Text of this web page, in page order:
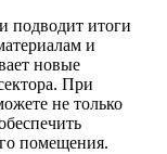
подводит итоги
и
новые
При
не только
помещения.